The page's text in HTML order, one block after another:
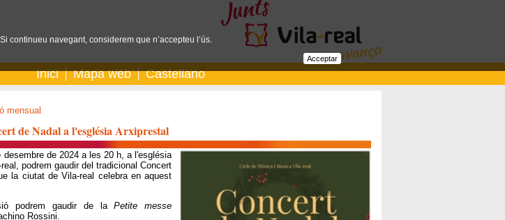
Inici Mapa web Castellano
mensual
de Nadal a l'església Arxiprestal
desembre de 2024 a les 20 h, a l'església
podrem gaudir del tradicional Concert
la ciutat de Vila-real celebra en aquest
podrem gaudir de laPetite messe
Rossini.
continueu navegant, considerem que n’accepteu l’ús.
Acceptar